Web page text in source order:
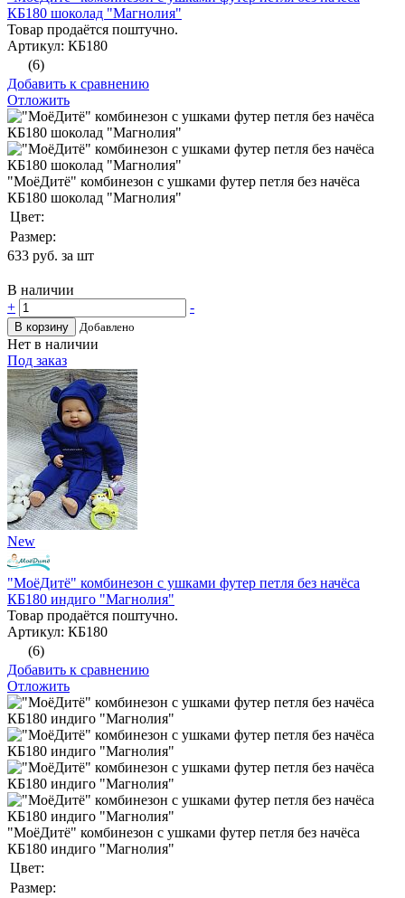
КБ180 шоколад "Магнолия"
Товар продаётся поштучно.
Артикул: КБ180
(6)
Добавить к сравнению
Отложить
"МоёДитё" комбинезон с ушками футер петля без начёса
КБ180 шоколад "Магнолия"
Цвет:
Размер:
633 руб. за шт
В наличии
+
-
В корзину Добавлено
Нет в наличии
Под заказ
New
"МоёДитё" комбинезон с ушками футер петля без начёса
КБ180 индиго "Магнолия"
Товар продаётся поштучно.
Артикул: КБ180
(6)
Добавить к сравнению
Отложить
"МоёДитё" комбинезон с ушками футер петля без начёса
КБ180 индиго "Магнолия"
Цвет:
Размер: